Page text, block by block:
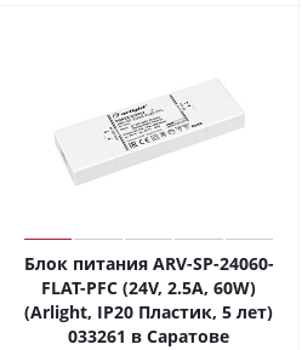
Блок питания ARV-SP-24060-
FLAT-PFC (24V, 2.5A, 60W)
(Arlight, IP20 Пластик, 5 лет)
033261 в Саратове